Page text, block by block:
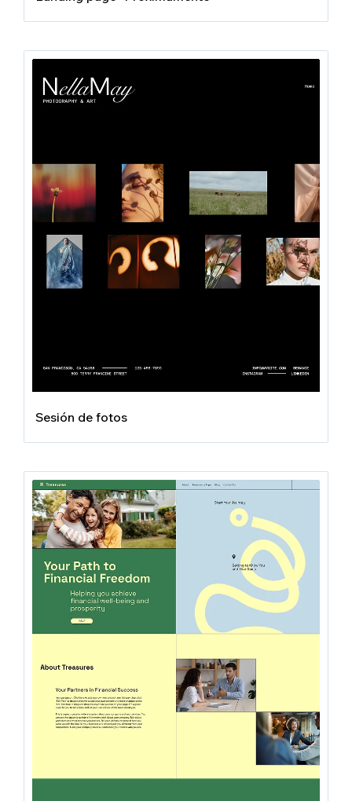
Sesión de fotos